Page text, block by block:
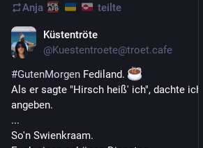
Anja teilte
Küstentröte
@Kuestentroete@troet.cafe
#GutenMorgen Fediland.
Als er sagte "Hirsch heiß' ich", dachte ich
angeben.
...
So'n Swienkraam.